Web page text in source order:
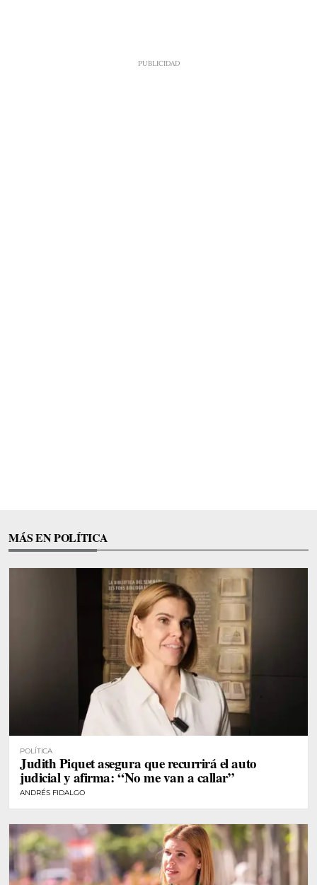
MÁS EN POLÍTICA
POLÍTICA
Judith Piquet asegura que recurrirá el auto
judicial y afirma: “No me van a callar”
ANDRÉS FIDALGO